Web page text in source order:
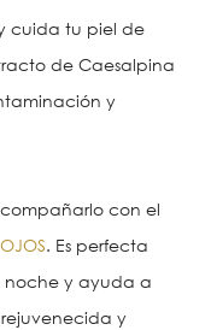
cuida tu piel de
de Caesalpina
y
con el
. Es perfecta
y ayuda a
y